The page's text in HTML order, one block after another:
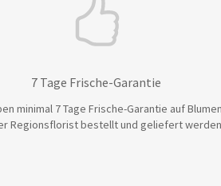
7 Tage Frische-Garantie
minimal 7 Tage Frische-Garantie auf
Regionsflorist bestellt und geliefert